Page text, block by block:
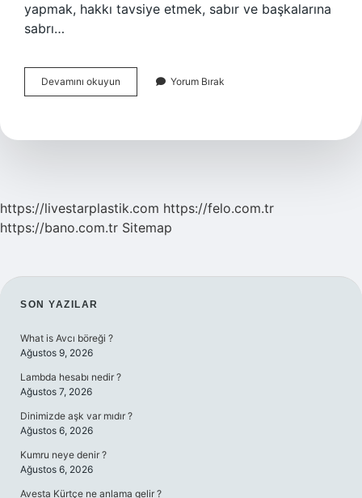
yapmak, hakkı tavsiye etmek, sabır ve başkalarına
sabrı…
Devamını okuyun
Suresi
Eder
Yorum Bırak
https://livestarplastik.com https://felo.com.tr
https://bano.com.tr Sitemap
SIDEBAR
SON YAZILAR
What is Avcı böreği ?
Ağustos 9, 2026
Lambda hesabı nedir ?
Ağustos 7, 2026
Dinimizde aşk var mıdır ?
Ağustos 6, 2026
Kumru neye denir ?
Ağustos 6, 2026
Avesta Kürtçe ne anlama gelir ?